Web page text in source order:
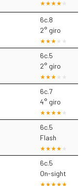
6c.8
2° giro
6c.5
2° giro
6c.7
4° giro
6c.5
Flash
6c.5
On-sight